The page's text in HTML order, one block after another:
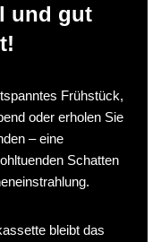
und gut
Frühstück,
oder erholen Sie
– eine
Schatten
bleibt das